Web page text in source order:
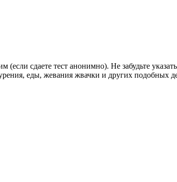
сдаете тест анонимно). Не забудьте
еды, жевания жвачки и других подобных